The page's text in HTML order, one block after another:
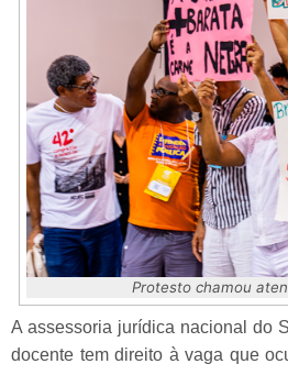
Protesto chamou
A assessoria jurídica nacional do
docente tem direito à vaga que